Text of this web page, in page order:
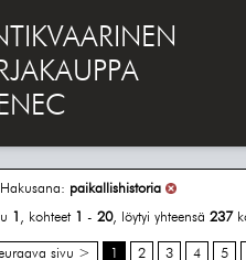
paikallishistoria
1 , kohteet 1 - 20, löytyi yhteensä 237
sivu > 1 2 3 4 5